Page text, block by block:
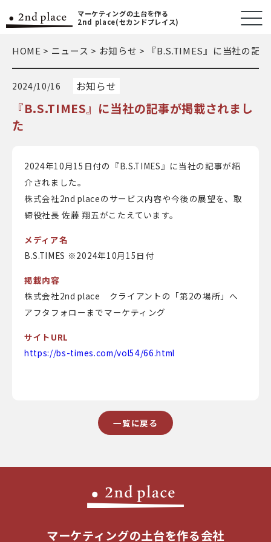
マーケティングの土台を作る
2nd place(セカンドプレイス)
HOME > ニュース > お知らせ > 『B.S.TIMES』に当社の記
2024/10/16 お知らせ
『B.S.TIMES』に当社の記事が掲載されまし
た
2024年10月15日付の『B.S.TIMES』に当社の記事が紹
介されました。
株式会社2nd placeのサービス内容や今後の展望を、取
締役社長 佐藤 翔五がこたえています。
メディア名
B.S.TIMES ※2024年10月15日付
掲載内容
株式会社2nd place クライアントの「第2の場所」へ
アフタフォローまでマーケティング
サイトURL
https://bs-times.com/vol54/66.html
一覧に戻る
マーケティングの土台を作る会社